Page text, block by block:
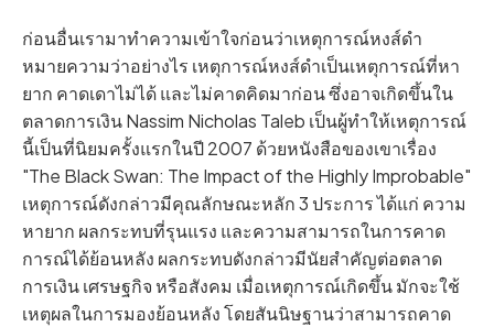
ก่อนอื่นเรามาทำความเข้าใจก่อนว่าเหตุการณ์หงส์ดำ
หมายความว่าอย่างไร เหตุการณ์หงส์ดำเป็นเหตุการณ์ที่หา
ยาก คาดเดาไม่ได้ และไม่คาดคิดมาก่อน ซึ่งอาจเกิดขึ้นใน
ตลาดการเงิน Nassim Nicholas Taleb เป็นผู้ทำให้เหตุการณ์
นี้เป็นที่นิยมครั้งแรกในปี 2007 ด้วยหนังสือของเขาเรื่อง
"The Black Swan: The Impact of the Highly Improbable"
เหตุการณ์ดังกล่าวมีคุณลักษณะหลัก 3 ประการ ได้แก่ ความ
หายาก ผลกระทบที่รุนแรง และความสามารถในการคาด
การณ์ได้ย้อนหลัง ผลกระทบดังกล่าวมีนัยสำคัญต่อตลาด
การเงิน เศรษฐกิจ หรือสังคม เมื่อเหตุการณ์เกิดขึ้น มักจะใช้
เหตุผลในการมองย้อนหลัง โดยสันนิษฐานว่าสามารถคาด